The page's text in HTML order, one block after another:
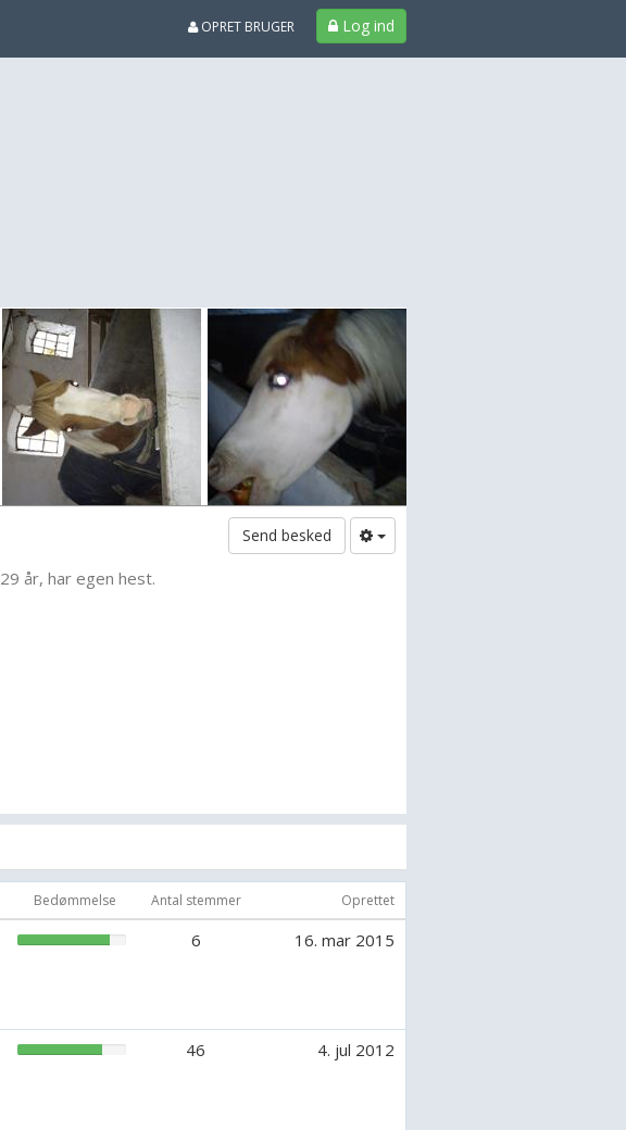
Log ind
OPRET BRUGER
Send besked
29 år, har egen hest.
Bedømmelse Antal stemmer Oprettet
6 16. mar 2015
46 4. jul 2012